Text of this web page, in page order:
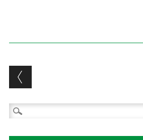
Post navigation
Ricerca
per: